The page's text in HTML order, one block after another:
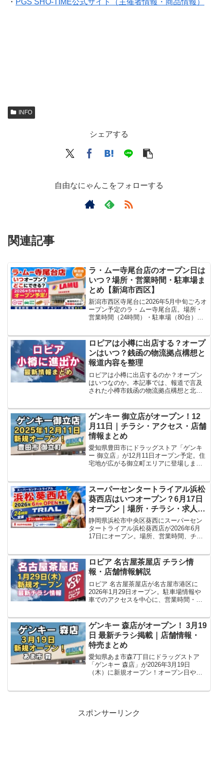
・ PGS SHO-TIME公式サイト（主催者情報・商品情報）
INFO
シェアする
自由なにゃんこをフォローする
関連記事
ラ・ムー寺尾台店のオープン日は
いつ？場所・営業時間・駐車場ま
とめ【新潟市西区】
新潟市西区寺尾台に2026年5月中旬ごろオ
ープン予定のラ・ムー寺尾台店。場所・
営業時間（24時間）・駐車場（80台）・
ロピアは小樽に出店する？オープ
ンはいつ？銭函の物流拠点構想と
報道内容を整理
ロピアは小樽に出店するのか？オープン
はいつなのか。本記事では、報道で言及
された小樽市銭函の物流拠点構想と北海
します。
ゲンキー 御立店がオープン！12
月11日｜チラシ・アクセス・店舗
情報まとめ
愛知県豊田市にドラッグストア「ゲンキ
ー 御立店」が12月11日オープン予定。住
宅地が広がる御立町エリアに登場しま
スーパーセンタートライアル浜松
葵西店はいつオープン？6月17日
オープン｜場所・チラシ・求人情
報まとめ
静岡県浜松市中央区葵西にスーパーセン
タートライアル浜松葵西店が2026年6月
17日にオープン。場所、営業時間、チラ
ロピア 名古屋茶屋店 チラシ情
報・店舗情報解説
ロピア 名古屋茶屋店が名古屋市港区に
2026年1月29日オープン。駐車場情報や
車でのアクセスを中心に、営業時間・住
ゲンキー 森店がオープン！ 3月19
日 最新チラシ掲載｜店舗情報・
特売まとめ
愛知県あま市森7丁目にドラッグストア
「ゲンキー 森店」が2026年3月19日
（木）に新規オープン！オープン日や営
スポンサーリンク